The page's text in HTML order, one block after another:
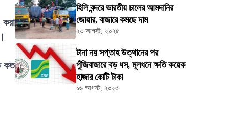
কত
হিলি বন্দরে ভারতীয় চালের আমদানির
জোয়ার, বাজারে কমছে দাম
২৩ আগস্ট, ২০২৫
টানা নয় সপ্তাহ উত্থানের পর
পুঁজিবাজারে বড় ধস, মূলধনে ক্ষতি কয়েক
হাজার কোটি টাকা
১৬ আগস্ট, ২০২৫